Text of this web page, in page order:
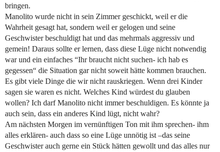
bringen.
Manolito wurde nicht in sein Zimmer geschickt, weil er die
Wahrheit gesagt hat, sondern weil er gelogen und seine
Geschwister beschuldigt hat und das mehrmals aggressiv und
gemein! Daraus sollte er lernen, dass diese Lüge nicht notwendig
war und ein einfaches “Ihr braucht nicht suchen- ich hab es
gegessen“ die Situation gar nicht soweit hätte kommen brauchen.
Es gibt viele Dinge die wir nicht rauskriegen. Wenn drei Kinder
sagen sie waren es nicht. Welches Kind würdest du glauben
wollen? Ich darf Manolito nicht immer beschuldigen. Es könnte ja
auch sein, dass ein anderes Kind lügt, nicht wahr?
Am nächsten Morgen im vernünftigen Ton mit ihm sprechen- ihm
alles erklären- auch dass so eine Lüge unnötig ist –das seine
Geschwister auch gerne ein Stück hätten gewollt und das alles nur